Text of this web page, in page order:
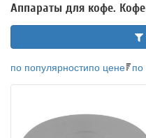
Аппараты для кофе.
по популярностипо цене по